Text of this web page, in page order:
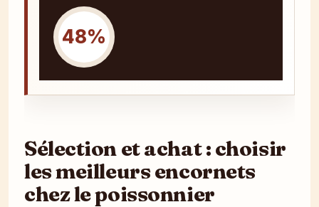
48%
Sélection et achat : choisir
les meilleurs encornets
chez le poissonnier